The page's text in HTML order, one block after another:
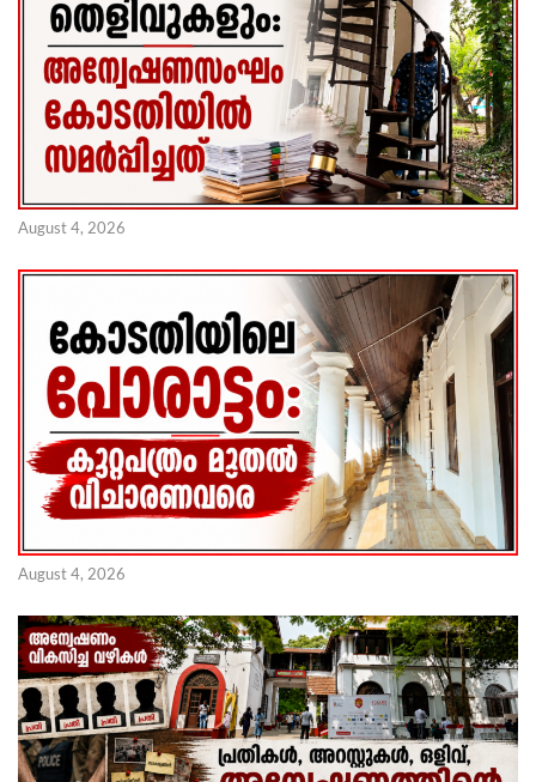
August 4, 2026
August 4, 2026